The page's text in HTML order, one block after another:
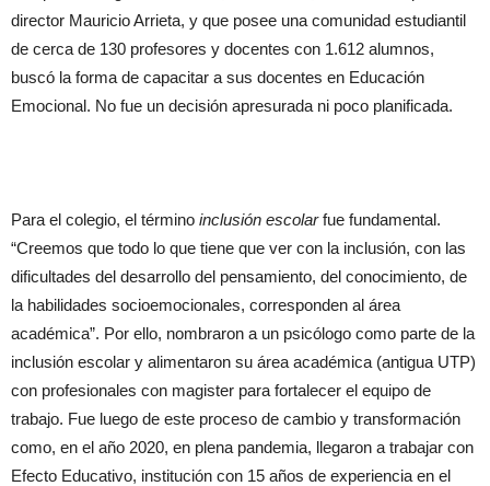
director Mauricio Arrieta, y que posee una comunidad estudiantil
de cerca de 130 profesores y docentes con 1.612 alumnos,
buscó la forma de capacitar a sus docentes en Educación
Emocional. No fue un decisión apresurada ni poco planificada.
Para el colegio, el término inclusión escolarfue fundamental.
“Creemos que todo lo que tiene que ver con la inclusión, con las
dificultades del desarrollo del pensamiento, del conocimiento, de
la habilidades socioemocionales, corresponden al área
académica”. Por ello, nombraron a un psicólogo como parte de la
inclusión escolar y alimentaron su área académica (antigua UTP)
con profesionales con magister para fortalecer el equipo de
trabajo. Fue luego de este proceso de cambio y transformación
como, en el año 2020, en plena pandemia, llegaron a trabajar con
Efecto Educativo, institución con 15 años de experiencia en el